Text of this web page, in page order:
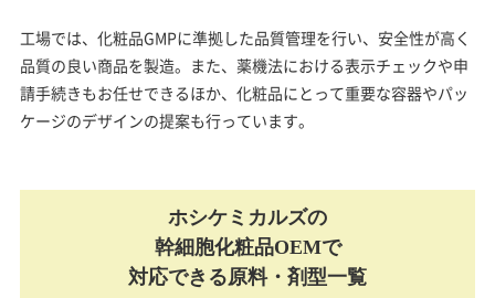
工場では、化粧品GMPに準拠した品質管理を行い、安全性が高く
品質の良い商品を製造。また、薬機法における表示チェックや申
請手続きもお任せできるほか、化粧品にとって重要な容器やパッ
ケージのデザインの提案も行っています。
ホシケミカルズの
幹細胞化粧品OEMで
対応できる原料・剤型一覧